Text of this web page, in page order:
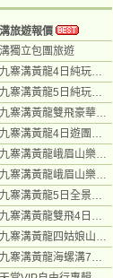
旅遊報價
獨立包團旅遊
成都九寨溝黃龍4日純玩團（汽車）
成都九寨溝黃龍5日純玩團（無購物）
成都九寨溝黃龍雙飛豪華3日遊（飛機）
成都九寨溝黃龍4日遊團（汽車）
成都九寨溝黃龍峨眉山樂山6日遊（汽車）
成都九寨溝黃龍峨眉山樂山7日（汽車）
成都九寨溝黃龍5日全景遊（九寨溝遊2天）
成都九寨溝黃龍雙飛4日遊（九寨溝遊2天）
成都九寨溝黃龍四姑娘山7日遊
成都九寨溝黃龍海螺溝7日遊